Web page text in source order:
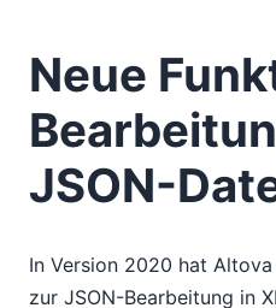
Neue
JSON-
In Version 2020 hat
zur JSON-Bearbeitung in